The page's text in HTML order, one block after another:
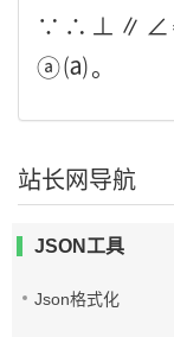
ⓐ⒜。
站长网导航
JSON工具
Json格式化